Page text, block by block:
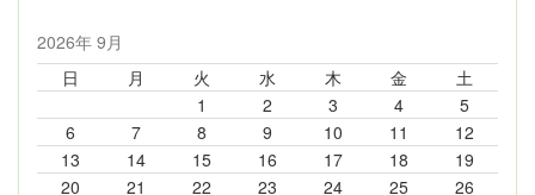
2026年 9月
日
月 火 水 木 金
土
1
2 3 4
5
6
7 8 9 10 11
12
13
14 15 16 17 18
19
20
21 22 23 24 25 26